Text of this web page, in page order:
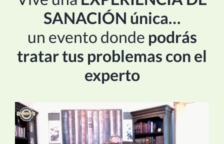
SANACIÓN única…
un evento donde podrás
tratar tus problemas con el
experto